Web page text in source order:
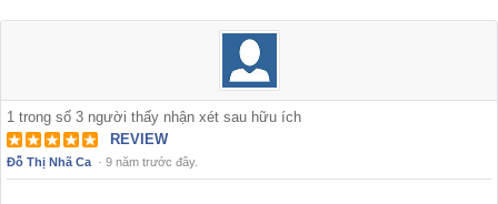
1 trong số 3 người thấy nhận xét sau hữu ích
REVIEW
Đỗ Thị Nhã Ca · 9 năm trước đây.